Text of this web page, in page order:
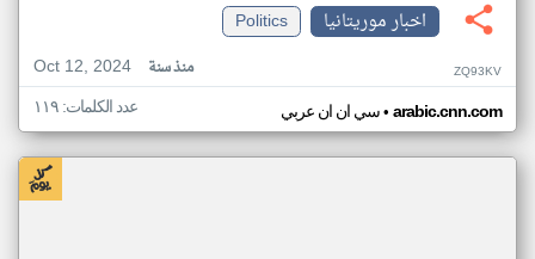
اخبار موريتانيا
Politics
Oct 12, 2024
منذ سنة ZQ93KV
سي ان ان عربي• arabic.cnn.com عدد الكلمات: ١١٩